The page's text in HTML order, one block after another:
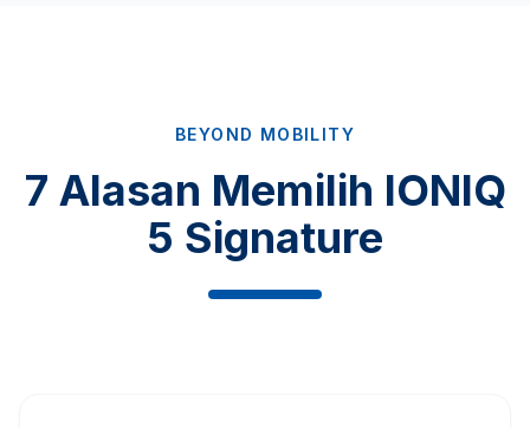
BEYOND MOBILITY
7 Alasan Memilih IONIQ
5 Signature